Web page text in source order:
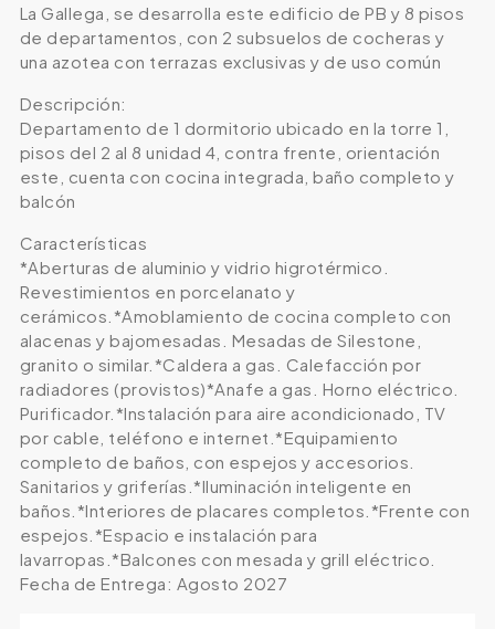
La Gallega, se desarrolla este edificio de PB y 8 pisos
de departamentos, con 2 subsuelos de cocheras y
una azotea con terrazas exclusivas y de uso común
Descripción:
Departamento de 1 dormitorio ubicado en la torre 1,
pisos del 2 al 8 unidad 4, contra frente, orientación
este, cuenta con cocina integrada, baño completo y
balcón
Características
*Aberturas de aluminio y vidrio higrotérmico.
Revestimientos en porcelanato y
cerámicos.*Amoblamiento de cocina completo con
alacenas y bajomesadas. Mesadas de Silestone,
granito o similar.*Caldera a gas. Calefacción por
radiadores (provistos)*Anafe a gas. Horno eléctrico.
Purificador.*Instalación para aire acondicionado, TV
por cable, teléfono e internet.*Equipamiento
completo de baños, con espejos y accesorios.
Sanitarios y griferías.*Iluminación inteligente en
baños.*Interiores de placares completos.*Frente con
espejos.*Espacio e instalación para
lavarropas.*Balcones con mesada y grill eléctrico.
Fecha de Entrega: Agosto 2027